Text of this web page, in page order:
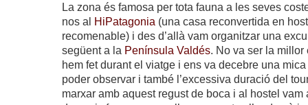
La zona és famosa per tota fauna a les seves
nos al
HiPatagonia (una casa reconvertida en
recomenable) i des d’allà vam organitzar una
següent a la Península Valdés. No va ser la millor
hem fet durant el viatge i ens va decebre una
poder observar i també l’excessiva duració del
marxar amb aquest regust de boca i al hostel vam